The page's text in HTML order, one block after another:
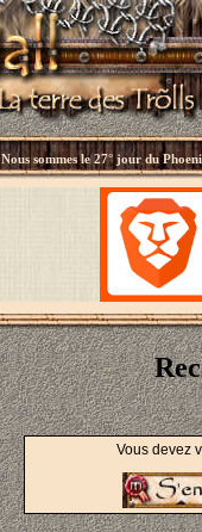
Nous sommes le27° jour du
Vous devez